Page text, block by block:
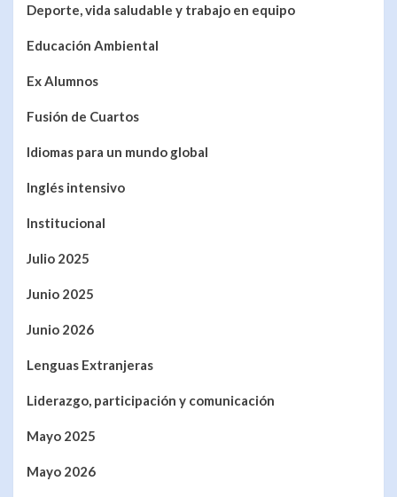
Deporte, vida saludable y trabajo en equipo
Educación Ambiental
Ex Alumnos
Fusión de Cuartos
Idiomas para un mundo global
Inglés intensivo
Institucional
Julio 2025
Junio 2025
Junio 2026
Lenguas Extranjeras
Liderazgo, participación y comunicación
Mayo 2025
Mayo 2026